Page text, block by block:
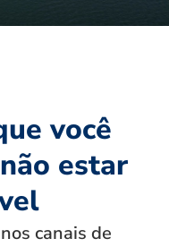
você
estar
canais de